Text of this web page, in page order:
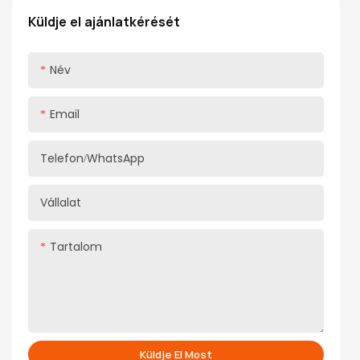
Küldje el ajánlatkérését
Név
Email
Telefon/WhatsApp
Vállalat
Tartalom
Küldje El Most